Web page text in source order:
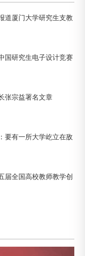
道厦门大学研究生支教
国研究生电子设计竞赛
张宗益署名文章
要有一所大学屹立在敌
届全国高校教师教学创